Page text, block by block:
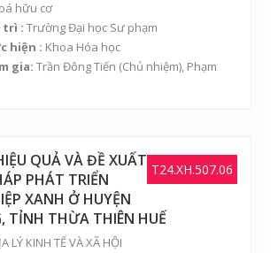
hữu cơ
trì : Trường Đại học Sư phạm
hiện : Khoa Hóa học
gia: Trần Đông Tiến (Chủ nhiệm), Phạm
T24.XH.507.06
QUẢ VÀ ĐỀ XUẤT
PHÁT TRIỂN
XANH Ở HUYỆN
TỈNH THỪA THIÊN HUẾ
LÝ KINH TẾ VÀ XÃ HỘI